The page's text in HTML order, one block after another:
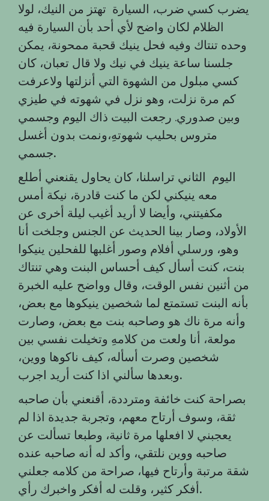
يضرب كسي ضرب، السيارة تهتز من النيك، لولا
الظلام لكان واضح لأي أحد بأن السيارة فيه
وحده تنتاك وفيه فحل ينيك قحبة ممحونة، يمكن
جلسنا ساعة ينيك في نيك ولا قال تعبان، كان
كسي مبلول من الشهوة التي أنزلتها ولاعرفت
كم مرة نزلت، وهو نزل في شهوته في طيزي
وبين صدوري. رجعت البيت ذاك اليوم وجسمي
متروس بحليب شهوتهِ،ونمت بدون أغسل
جسمي.
اليوم الثاني تراسلنا، كان يحاول يقنعني أطلع
معه ينيكني لكن ما كنت قادرة، نيكة أمس
مكفيتني، وأيضا لا أريد أغيب ليلة أخرى عن
الأولاد، وصار بينا الحديث عن الجنس وجلخت أنا
وهو، ورسلي أفلام وصور أغلبها للفحلين ينيكوا
بنت، كنت أسأل كيف أحساس البنت وهي تنتاك
من أثنين نفس الوقت، وقال وواضح عليه الخبرة
بأنه البنت تستمتع لما شخصين ينيكوها مع بعض،
وأنه مرة ناك هو وصاحبه بنت مع بعض، وصارت
مولعة، أنا ولعت من كلامهِ وتخيلت نفسي بين
شخصين وصرت أسأله، كيف ناكوها ووين،
وبعدها سألني اذا كنت أريد اجرب.
بصراحة كنت خائفة ومترددة، أقنعني بأن صاحبه
ثقة، وسوف أرتاح معهم، وتجربة جديدة اذا لم
يعجبني لا افعلها مرة ثانية، وطبعا تسألت عن
صاحبه ووين نلتقي، وأكد له أنه صاحبه عنده
شقة مرتبة وأرتاح فيها، صراحة من كلامه جعلني
أفكر كثير، وقلت له أفكر واخبرك رأي.